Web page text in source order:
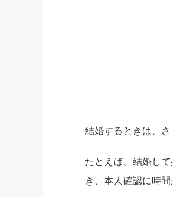
結婚するときは、
たとえば、結婚し
き、本人確認に時